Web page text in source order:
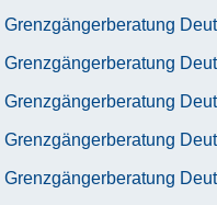
Grenzgängerberatung
Grenzgängerberatung
Grenzgängerberatung
Grenzgängerberatung
Grenzgängerberatung